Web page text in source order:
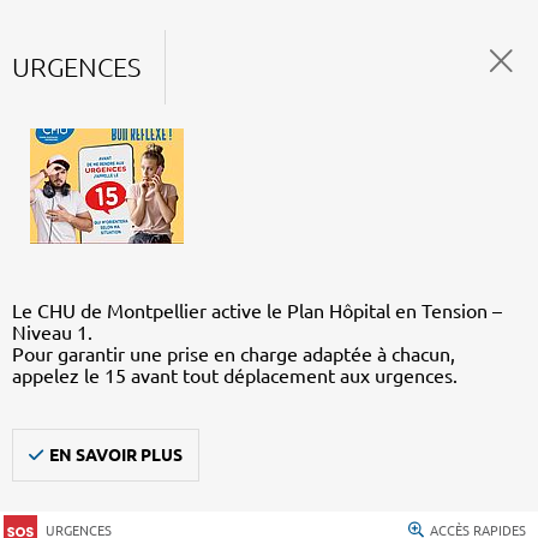
URGENCES
Le CHU de Montpellier active le Plan Hôpital en Tension –
Niveau 1.
Pour garantir une prise en charge adaptée à chacun,
appelez le 15 avant tout déplacement aux urgences.
EN SAVOIR PLUS
URGENCES ACCÈS RAPIDES